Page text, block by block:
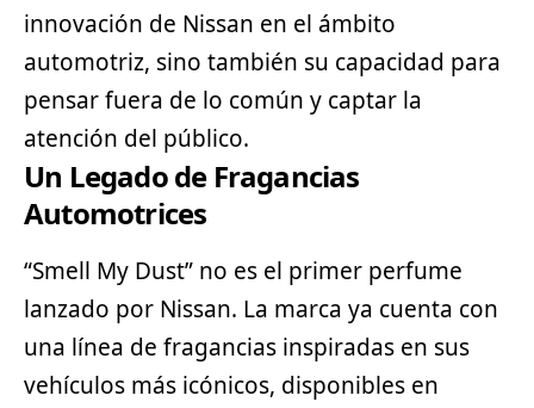
innovación de Nissan en el ámbito
automotriz, sino también su capacidad para
pensar fuera de lo común y captar la
atención del público.
Un Legado de Fragancias
Automotrices
“Smell My Dust” no es el primer perfume
lanzado por Nissan. La marca ya cuenta con
una línea de fragancias inspiradas en sus
vehículos más icónicos, disponibles en